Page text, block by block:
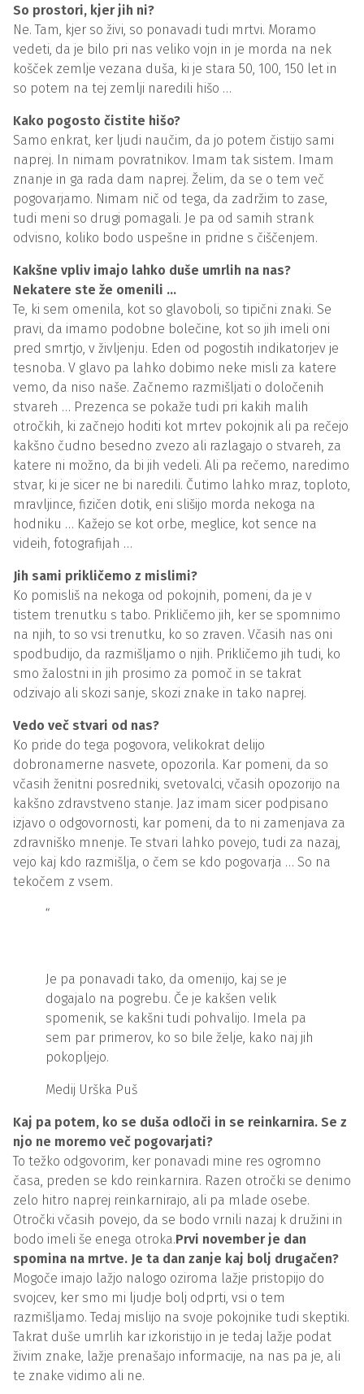
So prostori, kjer jih ni?
Ne. Tam, kjer so živi, so ponavadi tudi mrtvi. Moramo
vedeti, da je bilo pri nas veliko vojn in je morda na nek
košček zemlje vezana duša, ki je stara 50, 100, 150 let in
so potem na tej zemlji naredili hišo …
Kako pogosto čistite hišo?
Samo enkrat, ker ljudi naučim, da jo potem čistijo sami
naprej. In nimam povratnikov. Imam tak sistem. Imam
znanje in ga rada dam naprej. Želim, da se o tem več
pogovarjamo. Nimam nič od tega, da zadržim to zase,
tudi meni so drugi pomagali. Je pa od samih strank
odvisno, koliko bodo uspešne in pridne s čiščenjem.
Kakšne vpliv imajo lahko duše umrlih na nas?
Nekatere ste že omenili …
Te, ki sem omenila, kot so glavoboli, so tipični znaki. Se
pravi, da imamo podobne bolečine, kot so jih imeli oni
pred smrtjo, v življenju. Eden od pogostih indikatorjev je
tesnoba. V glavo pa lahko dobimo neke misli za katere
vemo, da niso naše. Začnemo razmišljati o določenih
stvareh … Prezenca se pokaže tudi pri kakih malih
otročkih, ki začnejo hoditi kot mrtev pokojnik ali pa rečejo
kakšno čudno besedno zvezo ali razlagajo o stvareh, za
katere ni možno, da bi jih vedeli. Ali pa rečemo, naredimo
stvar, ki je sicer ne bi naredili. Čutimo lahko mraz, toploto,
mravljince, fizičen dotik, eni slišijo morda nekoga na
hodniku … Kažejo se kot orbe, meglice, kot sence na
videih, fotografijah …
Jih sami prikličemo z mislimi?
Ko pomisliš na nekoga od pokojnih, pomeni, da je v
tistem trenutku s tabo. Prikličemo jih, ker se spomnimo
na njih, to so vsi trenutku, ko so zraven. Včasih nas oni
spodbudijo, da razmišljamo o njih. Prikličemo jih tudi, ko
smo žalostni in jih prosimo za pomoč in se takrat
odzivajo ali skozi sanje, skozi znake in tako naprej.
Vedo več stvari od nas?
Ko pride do tega pogovora, velikokrat delijo
dobronamerne nasvete, opozorila. Kar pomeni, da so
včasih ženitni posredniki, svetovalci, včasih opozorijo na
kakšno zdravstveno stanje. Jaz imam sicer podpisano
izjavo o odgovornosti, kar pomeni, da to ni zamenjava za
zdravniško mnenje. Te stvari lahko povejo, tudi za nazaj,
vejo kaj kdo razmišlja, o čem se kdo pogovarja … So na
tekočem z vsem.
“
Je pa ponavadi tako, da omenijo, kaj se je
dogajalo na pogrebu. Če je kakšen velik
spomenik, se kakšni tudi pohvalijo. Imela pa
sem par primerov, ko so bile želje, kako naj jih
pokopljejo.
Medij Urška Puš
Kaj pa potem, ko se duša odloči in se reinkarnira. Se z
njo ne moremo več pogovarjati?
To težko odgovorim, ker ponavadi mine res ogromno
časa, preden se kdo reinkarnira. Razen otročki se denimo
zelo hitro naprej reinkarnirajo, ali pa mlade osebe.
Otročki včasih povejo, da se bodo vrnili nazaj k družini in
bodo imeli še enega otroka.Prvi november je dan
spomina na mrtve. Je ta dan zanje kaj bolj drugačen?
Mogoče imajo lažjo nalogo oziroma lažje pristopijo do
svojcev, ker smo mi ljudje bolj odprti, vsi o tem
razmišljamo. Tedaj mislijo na svoje pokojnike tudi skeptiki.
Takrat duše umrlih kar izkoristijo in je tedaj lažje podat
živim znake, lažje prenašajo informacije, na nas pa je, ali
te znake vidimo ali ne.